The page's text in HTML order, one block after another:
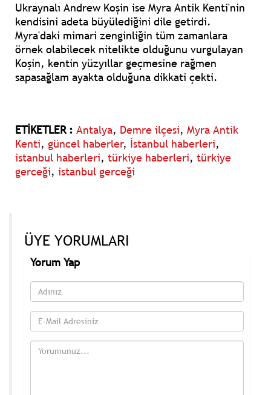
Ukraynalı Andrew Koşin ise Myra Antik Kenti'nin
kendisini adeta büyülediğini dile getirdi.
Myra'daki mimari zenginliğin tüm zamanlara
örnek olabilecek nitelikte olduğunu vurgulayan
Koşin, kentin yüzyıllar geçmesine rağmen
sapasağlam ayakta olduğuna dikkati çekti.
ETİKETLER : Antalya, Demre ilçesi, Myra Antik
Kenti, güncel haberler, İstanbul haberleri,
istanbul haberleri, türkiye haberleri, türkiye
gerceği, istanbul gerceği
ÜYE YORUMLARI
Yorum Yap